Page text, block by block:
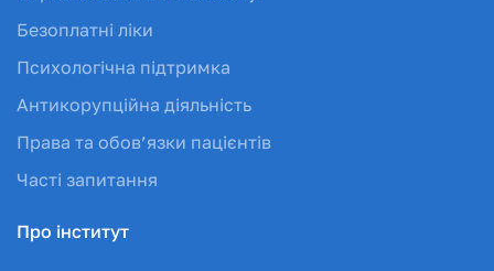
Безоплатні ліки
Психологічна підтримка
Антикорупційна діяльність
Права та обов’язки пацієнтів
Часті запитання
Про інститут